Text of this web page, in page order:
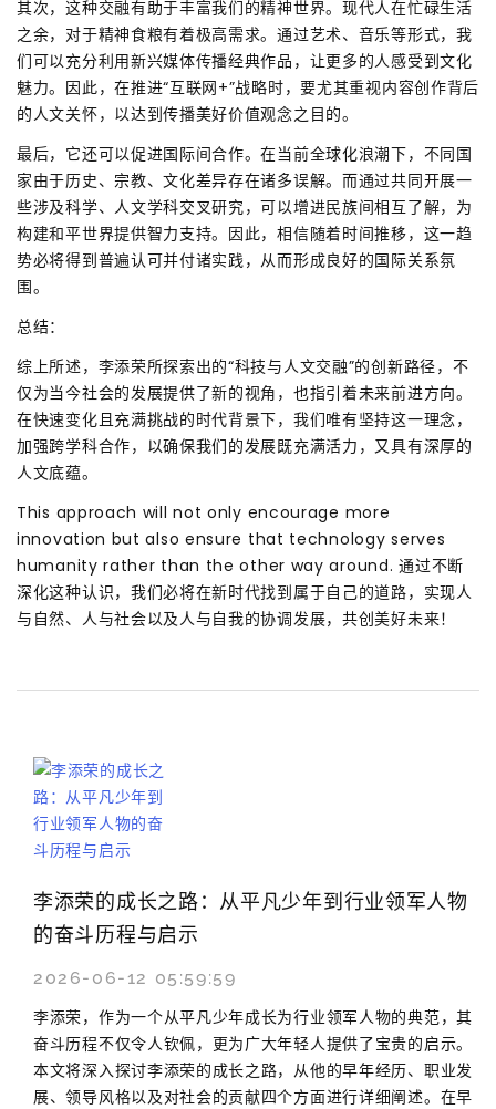
其次，这种交融有助于丰富我们的精神世界。现代人在忙碌生活
之余，对于精神食粮有着极高需求。通过艺术、音乐等形式，我
们可以充分利用新兴媒体传播经典作品，让更多的人感受到文化
魅力。因此，在推进“互联网+”战略时，要尤其重视内容创作背后
的人文关怀，以达到传播美好价值观念之目的。
最后，它还可以促进国际间合作。在当前全球化浪潮下，不同国
家由于历史、宗教、文化差异存在诸多误解。而通过共同开展一
些涉及科学、人文学科交叉研究，可以增进民族间相互了解，为
构建和平世界提供智力支持。因此，相信随着时间推移，这一趋
势必将得到普遍认可并付诸实践，从而形成良好的国际关系氛
围。
总结：
综上所述，李添荣所探索出的“科技与人文交融”的创新路径，不
仅为当今社会的发展提供了新的视角，也指引着未来前进方向。
在快速变化且充满挑战的时代背景下，我们唯有坚持这一理念，
加强跨学科合作，以确保我们的发展既充满活力，又具有深厚的
人文底蕴。
This approach will not only encourage more
innovation but also ensure that technology serves
humanity rather than the other way around. 通过不断
深化这种认识，我们必将在新时代找到属于自己的道路，实现人
与自然、人与社会以及人与自我的协调发展，共创美好未来！
李添荣的成长之路：从平凡少年到行业领军人物
的奋斗历程与启示
2026-06-12 05:59:59
李添荣，作为一个从平凡少年成长为行业领军人物的典范，其
奋斗历程不仅令人钦佩，更为广大年轻人提供了宝贵的启示。
本文将深入探讨李添荣的成长之路，从他的早年经历、职业发
展、领导风格以及对社会的贡献四个方面进行详细阐述。在早